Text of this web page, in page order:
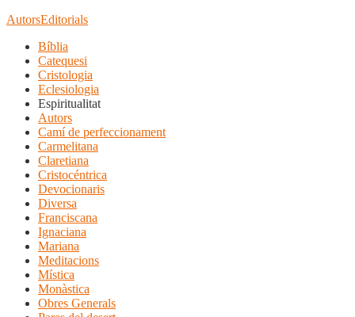
AutorsEditorials
Bíblia
Catequesi
Cristologia
Eclesiologia
Espiritualitat
Autors
Camí de perfeccionament
Carmelitana
Claretiana
Cristocéntrica
Devocionaris
Diversa
Franciscana
Ignaciana
Mariana
Meditacions
Mística
Monàstica
Obres Generals